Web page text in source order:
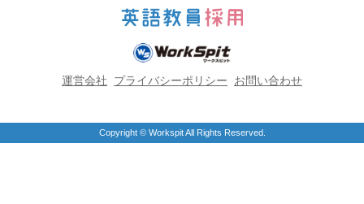
運営会社 プライバシーポリシー お問い合わせ
Copyright © Workspit All Rights Reserved.